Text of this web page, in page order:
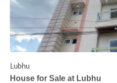
Lubhu
House for Sale at Lubhu